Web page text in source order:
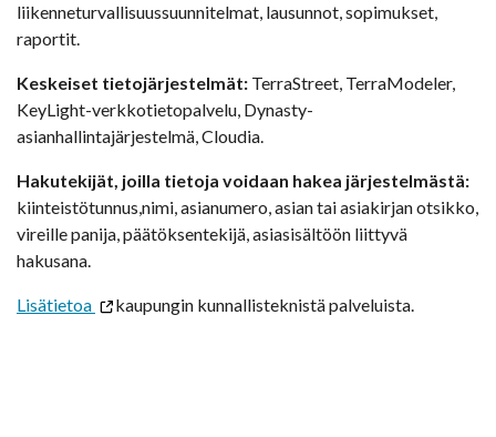
liikenneturvallisuussuunnitelmat, lausunnot, sopimukset,
raportit.
Keskeiset tietojärjestelmät: TerraStreet, TerraModeler,
KeyLight-verkkotietopalvelu, Dynasty-
asianhallintajärjestelmä, Cloudia.
Hakutekijät, joilla tietoja voidaan hakea järjestelmästä:
kiinteistötunnus,nimi, asianumero, asian tai asiakirjan otsikko,
vireille panija, päätöksentekijä, asiasisältöön liittyvä
hakusana.
Lisätietoa kaupungin kunnallisteknistä palveluista.